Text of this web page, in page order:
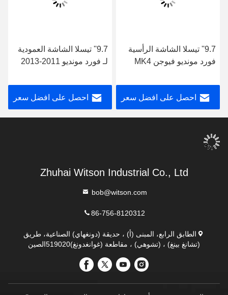
9.7'' تيسلا الشاشة الرأسية
فورد مونديو فيوجن MK4
المتعددة للسيارة الروبوت
احصل على افضل سعر
9.7'' تيسلا الشاشة العمودية
لـ فورد مونديو 2011-2013
للسيارات الروبوتية
احصل على افضل سعر
Zhuhai Witson Industrial Co., Ltd
bob@witson.com
86-756-8120312
الطابق الرابع، المبنى (أ) ، حديقة (دونغهاي) الصناعية، طريق
(تشانغ بينغ) ، (تشوهي) ، مقاطعة (غوانغدونغ)519020الصين